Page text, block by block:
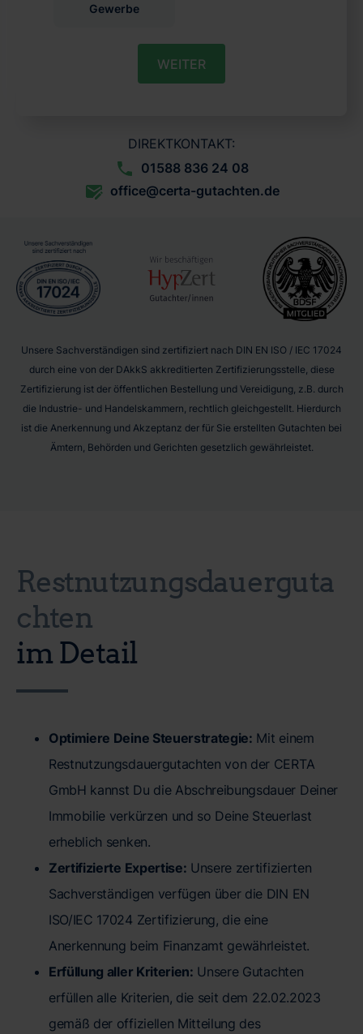
Gewerbe
WEITER
DIREKTKONTAKT:
01588 836 24 08
office@certa-gutachten.de
Unsere Sachverständigen sind zertifiziert nach DIN EN ISO / IEC 17024
durch eine von der DAkkS akkreditierten Zertifizierungsstelle, diese
Zertifizierung ist der öffentlichen Bestellung und Vereidigung, z.B. durch
die Industrie- und Handelskammern, rechtlich gleichgestellt. Hierdurch
ist die Anerkennung und Akzeptanz der für Sie erstellten Gutachten bei
Ämtern, Behörden und Gerichten gesetzlich gewährleistet.
Restnutzungsdauerguta
chten
im Detail
Optimiere Deine Steuerstrategie: Mit einem
Restnutzungsdauergutachten von der CERTA
GmbH kannst Du die Abschreibungsdauer Deiner
Immobilie verkürzen und so Deine Steuerlast
erheblich senken.
Zertifizierte Expertise: Unsere zertifizierten
Sachverständigen verfügen über die DIN EN
ISO/IEC 17024 Zertifizierung, die eine
Anerkennung beim Finanzamt gewährleistet.
Erfüllung aller Kriterien: Unsere Gutachten
erfüllen alle Kriterien, die seit dem 22.02.2023
gemäß der offiziellen Mitteilung des